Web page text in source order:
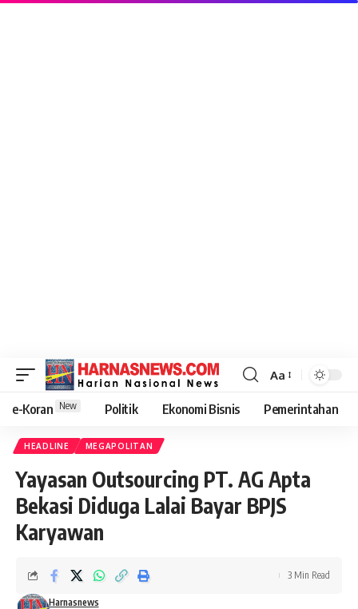
Aa
e-Koran New Politik Ekonomi Bisnis Pemerintahan
HEADLINE MEGAPOLITAN
Yayasan Outsourcing PT. AG Apta
Bekasi Diduga Lalai Bayar BPJS
Karyawan
Harnasnews
3 Min Read